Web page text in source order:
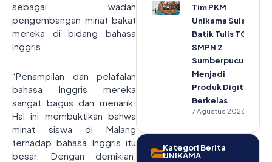
sebagai wadah
pengembangan minat bakat
mereka di bidang bahasa
Inggris.
“Penampilan dan pelafalan
bahasa Inggris mereka
sangat bagus dan menarik.
Hal ini membuktikan bahwa
minat siswa di Malang
terhadap bahasa Inggris itu
besar. Dengan demikian,
Tim PKM
Unikama Sulap
Batik Tulis TGP
SMPN 2
Sumberpucung
Menjadi
Produk Digital
Berkelas
7 Agustus 2026
Kategori Berita
UNIKAMA